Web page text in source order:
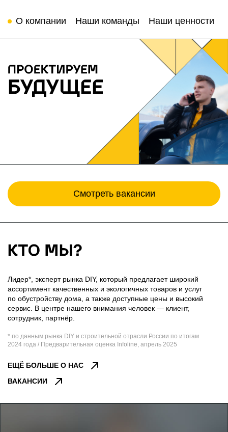
О компании Наши команды Наши ценности
Смотреть вакансии
Лидер*, эксперт рынка DIY, который предлагает широкий
ассортимент качественных и экологичных товаров и услуг
по обустройству дома, а также доступные цены и высокий
сервис. В центре нашего внимания человек — клиент,
сотрудник, партнёр.
* по данным рынка DIY и строительной отрасли России по итогам
2024 года / Предварительная оценка Infoline, апрель 2025
ЕЩЁ БОЛЬШЕ О НАС
ВАКАНСИИ